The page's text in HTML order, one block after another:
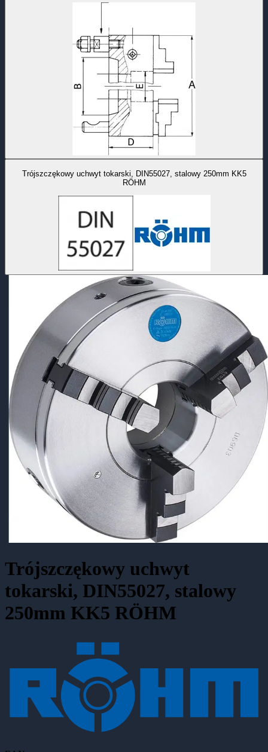
Trójszczękowy uchwyt tokarski, DIN55027, stalowy 250mm KK5
RÖHM
Trójszczękowy uchwyt
tokarski, DIN55027, stalowy
250mm KK5 RÖHM